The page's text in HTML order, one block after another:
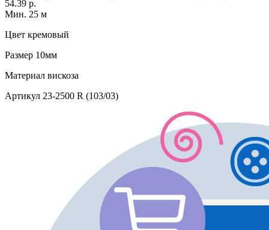
54.39 р.
Мин. 25 м
Цвет кремовый
Размер 10мм
Материал вискоза
Артикул 23-2500 R (103/03)